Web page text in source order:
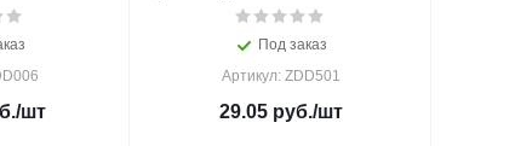
/шт
Под заказ
Артикул: ZDD501
29.05руб./шт